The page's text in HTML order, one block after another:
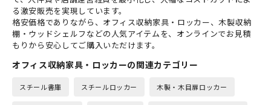
る激安販売を実現しています。
格安価格でありながら、オフィス収納家具・ロッカー、木製収納
棚・ウッドシェルフなどの人気アイテムを、オンラインでお見積
もりから安心してご購入いただけます。
オフィス収納家具・ロッカーの関連カテゴリー
スチール書庫 スチールロッカー 木製・木目扉ロッカー